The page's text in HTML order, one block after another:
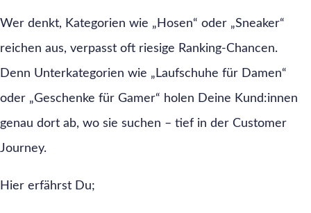
Wer denkt, Kategorien wie „Hosen“ oder „Sneaker“
reichen aus, verpasst oft riesige Ranking-Chancen.
Denn Unterkategorien wie „Laufschuhe für Damen“
oder „Geschenke für Gamer“ holen Deine Kund:innen
genau dort ab, wo sie suchen – tief in der Customer
Journey.
Hier erfährst Du;